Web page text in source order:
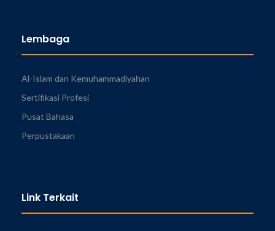
Lembaga
Al-Islam dan Kemuhammadiyahan
Sertifikasi Profesi
Pusat Bahasa
Perpustakaan
Link Terkait